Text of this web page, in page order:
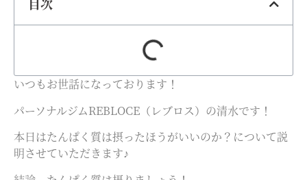
目次
いつもお世話になっております！
パーソナルジムREBLOCE（レブロス）の清水です！
本日はたんぱく質は摂ったほうがいいのか？について説
明させていただきます♪